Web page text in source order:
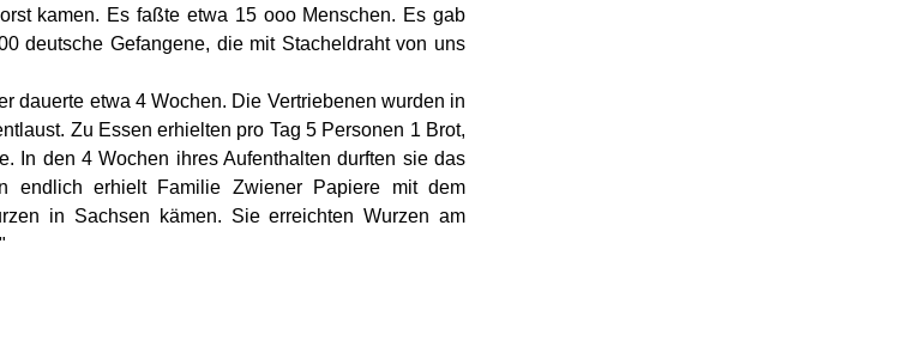
kamen. Es faßte etwa 15 ooo Menschen. Es gab
deutsche Gefangene, die mit Stacheldraht von uns
dauerte etwa 4 Wochen. Die Vertriebenen wurden in
Zu Essen erhielten pro Tag 5 Personen 1 Brot,
In den 4 Wochen ihres Aufenthalten durften sie das
endlich erhielt Familie Zwiener Papiere mit dem
in Sachsen kämen. Sie erreichten Wurzen am